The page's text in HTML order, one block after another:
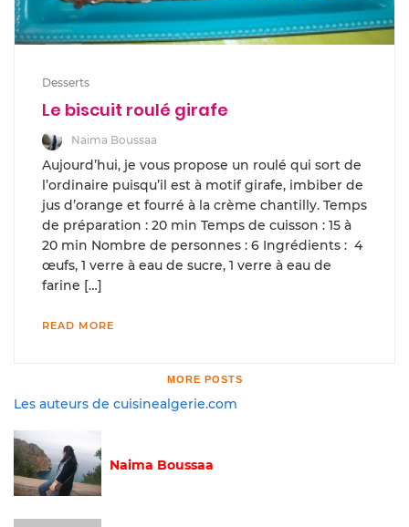
Desserts
Le biscuit roulé girafe
Naima Boussaa
Aujourd’hui, je vous propose un roulé qui sort de
l’ordinaire puisqu’il est à motif girafe, imbiber de
jus d’orange et fourré à la crème chantilly. Temps
de préparation : 20 min Temps de cuisson : 15 à
20 min Nombre de personnes : 6 Ingrédients : 4
œufs, 1 verre à eau de sucre, 1 verre à eau de
farine […]
READ MORE
MORE POSTS
Les auteurs de cuisinealgerie.com
Naima Boussaa